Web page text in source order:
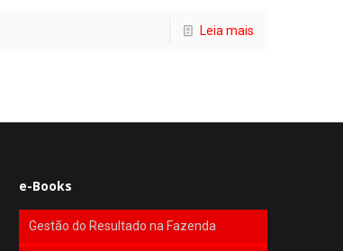
Leia mais
e-Books
Gestão do Resultado na Fazenda